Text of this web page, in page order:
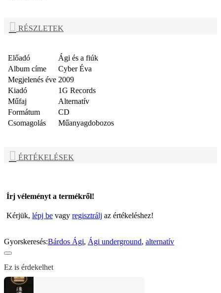
RÉSZLETEK
Előadó
Ági és a fiúk
Album címe
Cyber Éva
Megjelenés éve 2009
Kiadó
1G Records
Műfaj
Alternatív
Formátum
CD
Csomagolás
Műanyagdobozos
ÉRTÉKELÉSEK
Írj véleményt a termékről!
Kérjük, lépj be vagy regisztrálj az értékeléshez!
Gyorskeresés:Bárdos Ági, Ági underground, alternatív
Ez is érdekelhet